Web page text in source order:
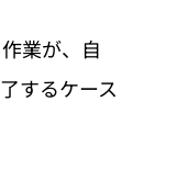
業が、自
するケース